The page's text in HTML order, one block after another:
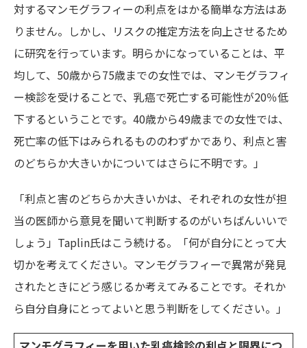
対するマンモグラフィーの利点をはかる簡単な方法はあ
りません。しかし、リスクの推定方法を向上させるため
に研究を行っています。明らかになっていることは、平
均して、50歳から75歳までの女性では、マンモグラフィ
ー検診を受けることで、乳癌で死亡する可能性が20％低
下するということです。40歳から49歳までの女性では、
死亡率の低下はみられるもののわずかであり、利点と害
のどちらか大きいかについてはさらに不明です。」
「利点と害のどちらか大きいかは、それぞれの女性が担
当の医師から意見を聞いて判断するのがいちばんいいで
しょう」Taplin氏はこう続ける。「何が自分にとって大
切かを考えてください。マンモグラフィーで異常が発見
されたときにどう感じるか考えてみることです。それか
ら自分自身にとってよいと思う判断をしてください。」